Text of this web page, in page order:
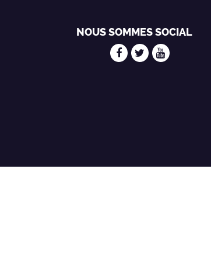
NOUS SOMMES SOCIAL